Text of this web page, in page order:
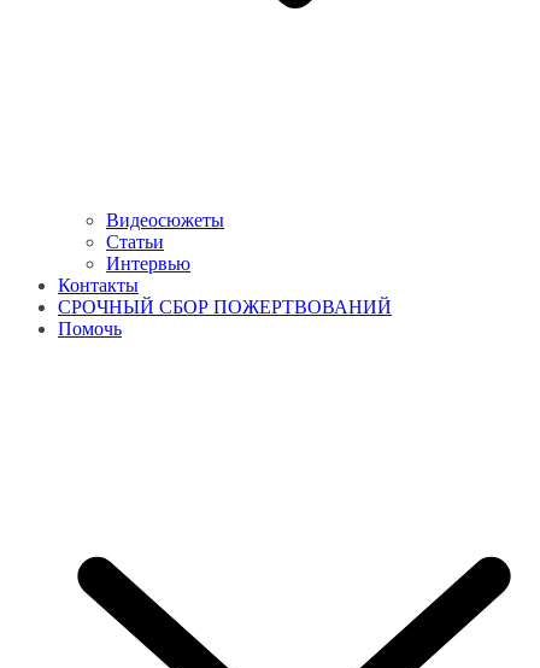
Видеосюжеты
Статьи
Интервью
Контакты
СРОЧНЫЙ СБОР ПОЖЕРТВОВАНИЙ
Помочь